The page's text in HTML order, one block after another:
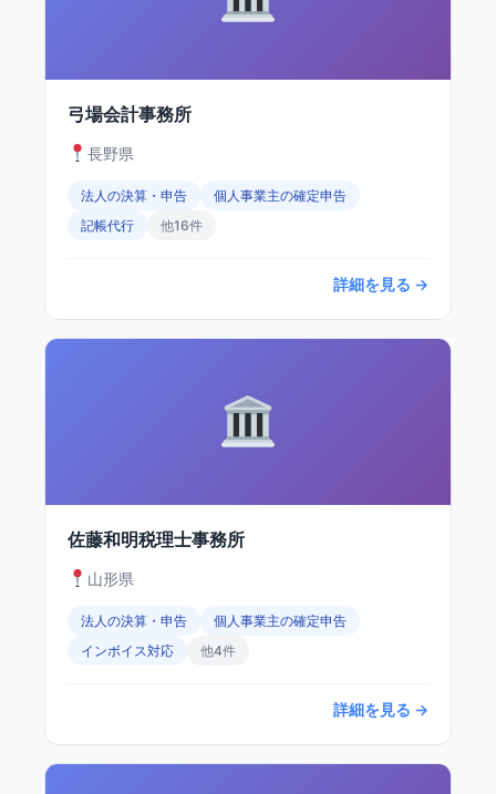
弓場会計事務所
長野県
法人の決算・申告
個人事業主の確定申告
記帳代行
他16件
詳細を見る →
佐藤和明税理士事務所
山形県
法人の決算・申告
個人事業主の確定申告
インボイス対応
他4件
詳細を見る →